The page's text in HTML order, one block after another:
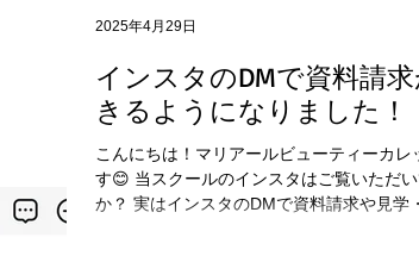
インスタのDMで資料請求
きるようになりました！
こんにちは！マリアールビューティーカレ
す😊 当スクールのインスタはご覧いただい
か？ 実はインスタのDMで資料請求や見学
2025年4月29日